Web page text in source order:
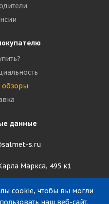
обзоры
данные
s.ru
Маркса, 495 к1
cookie, чтобы вы могли
наш веб-сайт.